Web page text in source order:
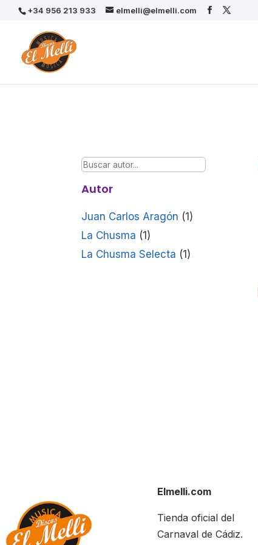
+34 956 213 933 elmelli@elmelli.com
Autor
Juan Carlos Aragón (1)
La Chusma (1)
La Chusma Selecta (1)
Elmelli.com
Tienda oficial del
Carnaval de Cádiz.